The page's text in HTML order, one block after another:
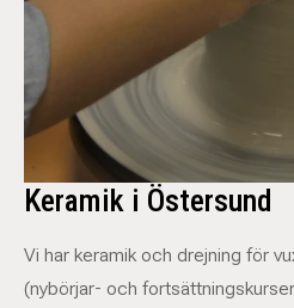
Keramik i Östersund
Vi har keramik och drejning för
(nybörjar- och